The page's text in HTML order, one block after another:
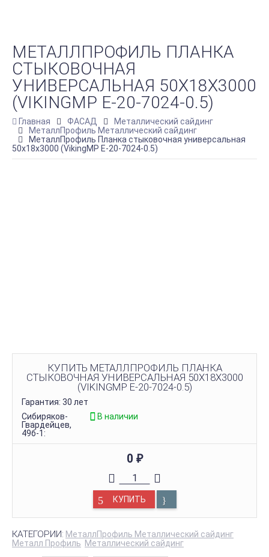
МЕТАЛЛПРОФИЛЬ ПЛАНКА
СТЫКОВОЧНАЯ
УНИВЕРСАЛЬНАЯ 50Х18Х3000
(VIKINGMP E-20-7024-0.5)
Главная ФАСАД
Металлический сайдинг
МеталлПрофиль Металлический сайдинг
МеталлПрофиль Планка стыковочная универсальная
50х18х3000 (VikingMP E-20-7024-0.5)
КУПИТЬ МЕТАЛЛПРОФИЛЬ ПЛАНКА
СТЫКОВОЧНАЯ УНИВЕРСАЛЬНАЯ 50Х18Х3000
(VIKINGMP E-20-7024-0.5)
Гарантия: 30 лет
Сибиряков-
Гвардейцев,
49б-1:
В наличии
0 ₽
КУПИТЬ
КАТЕГОРИИ: МеталлПрофиль Металлический сайдинг
Металл Профиль Металлический сайдинг